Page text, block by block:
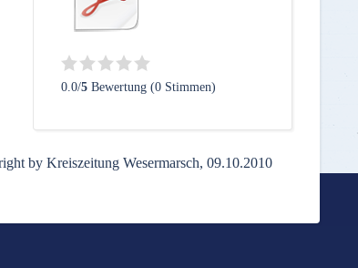
0.0/5 Bewertung (0 Stimmen)
by Kreiszeitung Wesermarsch, 09.10.2010